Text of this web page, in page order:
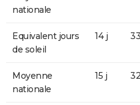
nationale
Equivalent jours
de soleil
14 j
Moyenne
nationale
15 j